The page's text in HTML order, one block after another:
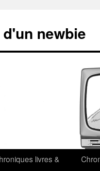
newbie
livres &